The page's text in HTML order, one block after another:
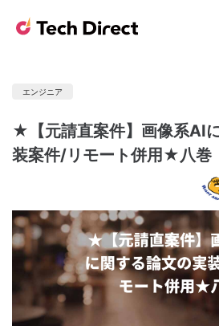
エンジニア
★【元請直案件】画像系AI
装案件/リモート併用★八巻